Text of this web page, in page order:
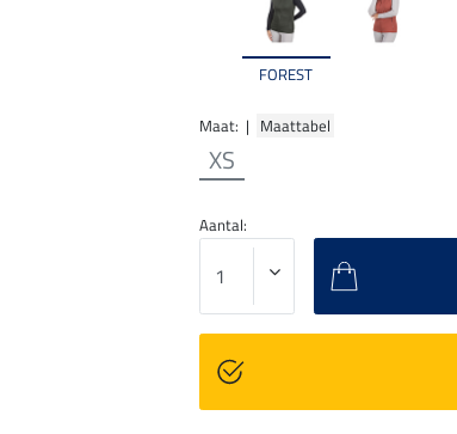
FOREST
Maat: | Maattabel
XS
Aantal: